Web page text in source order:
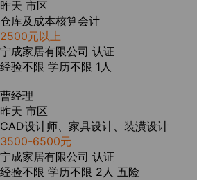
昨天 市区
仓库及成本核算会计
2500元以上
宁成家居有限公司 认证
经验不限 学历不限 1人
曹经理
昨天 市区
CAD设计师、家具设计、装潢设计
3500-6500元
宁成家居有限公司 认证
经验不限 学历不限 2人 五险